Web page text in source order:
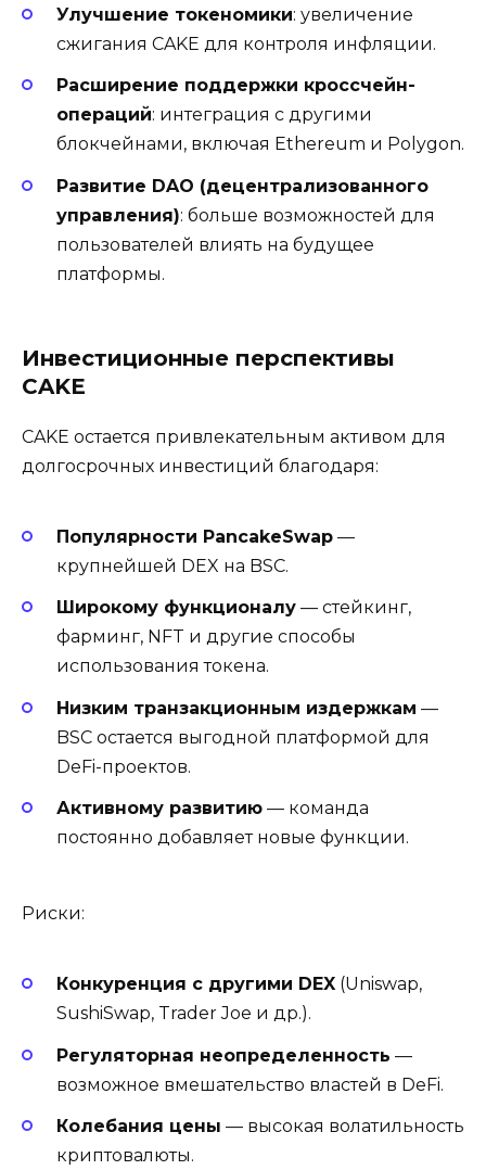
Улучшение токеномики: увеличение
сжигания CAKE для контроля инфляции.
Расширение поддержки кроссчейн-
операций: интеграция с другими
блокчейнами, включая Ethereum и Polygon.
Развитие DAO (децентрализованного
управления): больше возможностей для
пользователей влиять на будущее
платформы.
Инвестиционные перспективы
CAKE
CAKE остается привлекательным активом для
долгосрочных инвестиций благодаря:
Популярности PancakeSwap —
крупнейшей DEX на BSC.
Широкому функционалу — стейкинг,
фарминг, NFT и другие способы
использования токена.
Низким транзакционным издержкам —
BSC остается выгодной платформой для
DeFi-проектов.
Активному развитию — команда
постоянно добавляет новые функции.
Риски:
Конкуренция с другими DEX (Uniswap,
SushiSwap, Trader Joe и др.).
Регуляторная неопределенность —
возможное вмешательство властей в DeFi.
Колебания цены — высокая волатильность
криптовалюты.